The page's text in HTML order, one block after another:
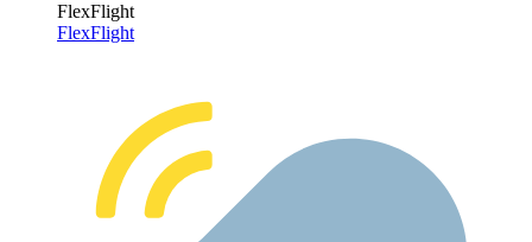
FlexFlight
FlexFlight